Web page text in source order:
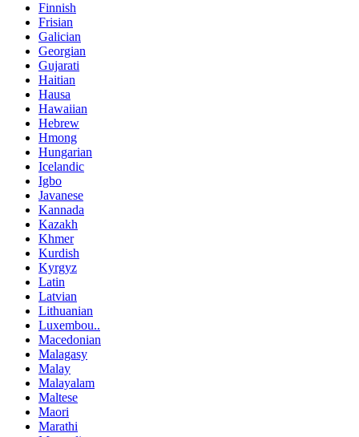
Finnish
Frisian
Galician
Georgian
Gujarati
Haitian
Hausa
Hawaiian
Hebrew
Hmong
Hungarian
Icelandic
Igbo
Javanese
Kannada
Kazakh
Khmer
Kurdish
Kyrgyz
Latin
Latvian
Lithuanian
Luxembou..
Macedonian
Malagasy
Malay
Malayalam
Maltese
Maori
Marathi